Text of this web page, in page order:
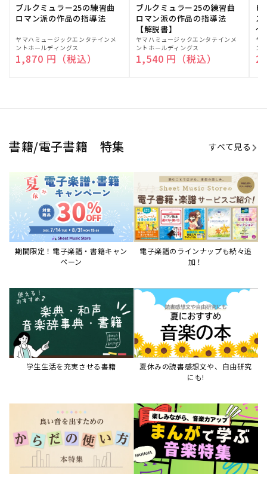
ブルクミュラー25の練習曲
ロマン派の作品の指導法
販
売
元:
ヤマハミュージックエンタテインメ
ントホールディングス
通常価格
1,870 円（税込）
ブルクミュラー25の練習曲
ロマン派の作品の指導法
【解説書】
販
売
元:
ヤマハミュージックエンタテインメ
ントホールディングス
通常価格
1,540 円（税込）
ピ
ス
～
販
売
元:
ヤ
ン
書籍/電子書籍 特集 すべて見る
期間限定！電子楽譜・書籍キャン
ペーン
電子楽譜のラインナップも続々追
加！
学生生活を充実させる書籍
夏休みの読書感想文や、自由研究
にも!